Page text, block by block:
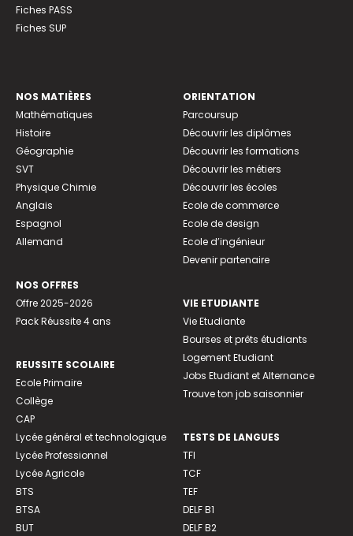
Fiches PASS
Fiches SUP
NOS MATIÈRES
Mathématiques
Histoire
Géographie
SVT
Physique Chimie
Anglais
Espagnol
Allemand
NOS OFFRES
Offre 2025-2026
Pack Réussite 4 ans
REUSSITE SCOLAIRE
Ecole Primaire
Collège
CAP
Lycée général et technologique
Lycée Professionnel
Lycée Agricole
BTS
BTSA
BUT
ORIENTATION
Parcoursup
Découvrir les diplômes
Découvrir les formations
Découvrir les métiers
Découvrir les écoles
Ecole de commerce
Ecole de design
Ecole d’ingénieur
Devenir partenaire
VIE ETUDIANTE
Vie Etudiante
Bourses et prêts étudiants
Logement Etudiant
Jobs Etudiant et Alternance
Trouve ton job saisonnier
TESTS DE LANGUES
TFI
TCF
TEF
DELF B1
DELF B2